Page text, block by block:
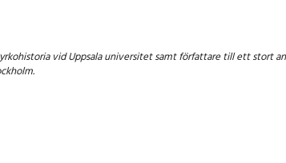
vid Uppsala universitet samt författare till ett stort